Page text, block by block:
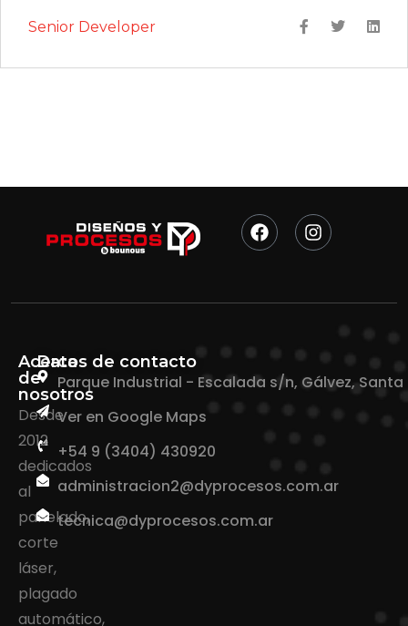
Senior Developer
Acerca
de
nosotros
Desde
2012
dedicados
al
panelado,
corte
láser,
plagado
automático,
Datos de contacto
Parque Industrial - Escalada s/n, Gálvez, Santa
Ver en Google Maps
+54 9 (3404) 430920
administracion2@dyprocesos.com.ar
tecnica@dyprocesos.com.ar